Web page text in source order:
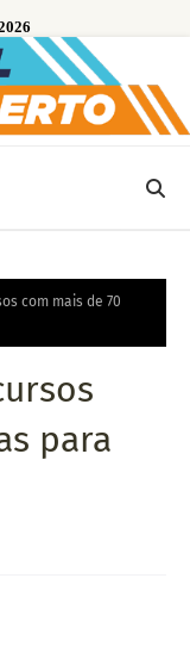
com mais de 70
para